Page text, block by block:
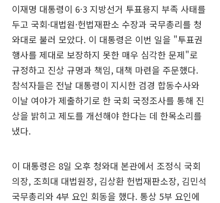
이재명 대통령이 6·3 지방선거 투표용지 부족 사태를
두고 국회·대법원·헌법재판소 수장과 국무총리를 청
와대로 불러 모았다. 이 대통령은 이번 일을 "투표권
행사를 제대로 보장하지 못한 매우 심각한 문제"로
규정하고 진상 규명과 책임, 대책 마련을 주문했다.
참석자들은 전날 대통령이 지시한 검경 합동수사와
이날 여야가 제출하기로 한 국회 국정조사를 통해 진
상을 밝히고 제도를 개선해야 한다는 데 한목소리를
냈다.
이 대통령은 8일 오후 청와대 본관에서 조정식 국회
의장, 조희대 대법원장, 김상환 헌법재판소장, 김민석
국무총리와 4부 요인 회동을 했다. 통상 5부 요인에